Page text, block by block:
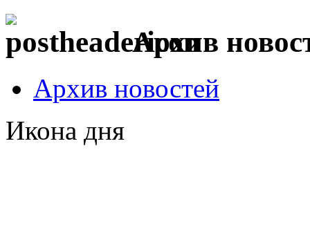
Архив
Архив новостей
Икона дня